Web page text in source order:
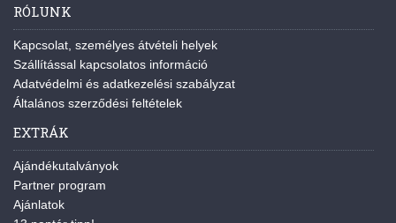
RÓLUNK
Kapcsolat, személyes átvételi helyek
Szállítással kapcsolatos információ
Adatvédelmi és adatkezelési szabályzat
Általános szerződési feltételek
EXTRÁK
Ajándékutalványok
Partner program
Ajánlatok